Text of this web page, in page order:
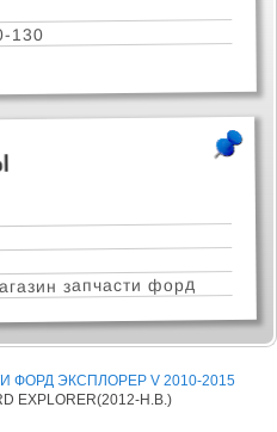
130
запчасти форд
ФОРД ЭКСПЛОРЕР V 2010-2015
EXPLORER(2012-Н.В.)